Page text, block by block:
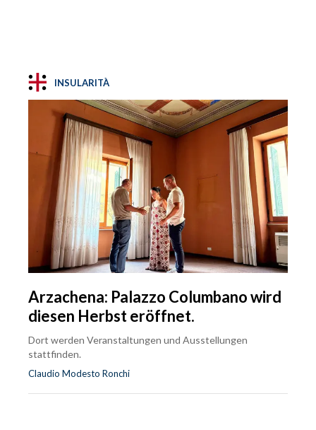
INSULARITÀ
Arzachena: Palazzo Columbano wird
diesen Herbst eröffnet.
Dort werden Veranstaltungen und Ausstellungen
stattfinden.
Claudio Modesto Ronchi